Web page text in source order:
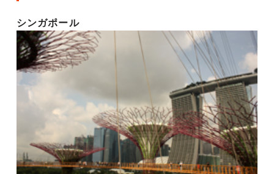
シンガポール